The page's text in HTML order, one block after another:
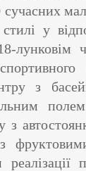
сучасних
у
лунковім
з
з